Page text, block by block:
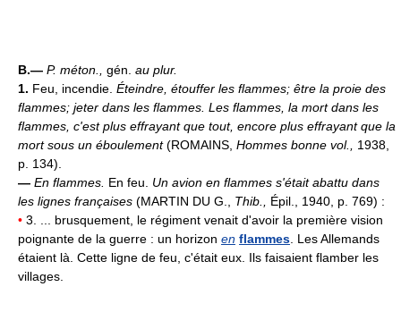
B.— P. méton., gén. au plur.
1. Feu, incendie. Éteindre, étouffer les flammes; être la proie des
flammes; jeter dans les flammes. Les flammes, la mort dans les
flammes, c'est plus effrayant que tout, encore plus effrayant que la
mort sous un éboulement(ROMAINS, Hommes bonne vol., 1938,
p. 134).
— En flammes. En feu. Un avion en flammes s'était abattu dans
les lignes françaises (MARTIN DU G., Thib., Épil., 1940, p. 769) :
• 3. ... brusquement, le régiment venait d'avoir la première vision
poignante de la guerre : un horizon en flammes . Les Allemands
étaient là. Cette ligne de feu, c'était eux. Ils faisaient flamber les
villages.